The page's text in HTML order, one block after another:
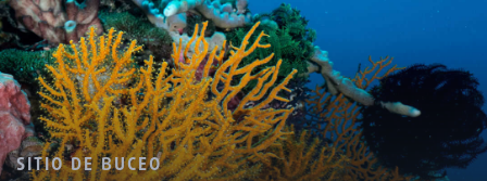
SITIO DE BUCEO